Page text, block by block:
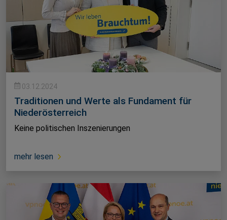
03.12.2024
Traditionen und Werte als Fundament für
Niederösterreich
Keine politischen Inszenierungen
mehr lesen